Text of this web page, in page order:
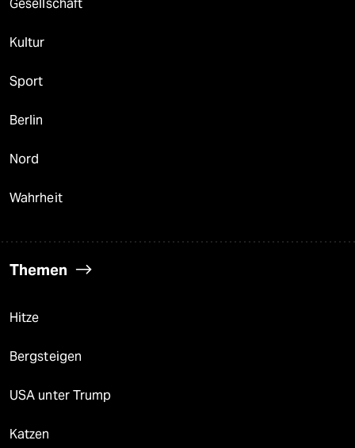
Gesellschaft
Kultur
Sport
Berlin
Nord
Wahrheit
Themen
Hitze
Bergsteigen
USA unter Trump
Katzen